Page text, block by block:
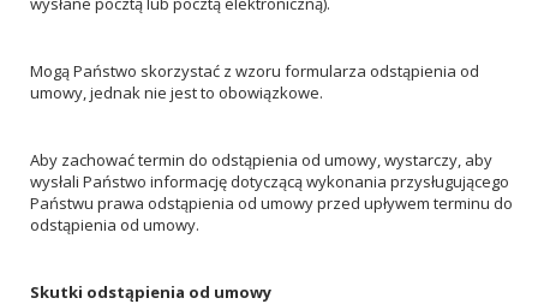
Mogą Państwo skorzystać z wzoru formularza odstąpienia od
umowy, jednak nie jest to obowiązkowe.
Aby zachować termin do odstąpienia od umowy, wystarczy, aby
wysłali Państwo informację dotyczącą wykonania przysługującego
Państwu prawa odstąpienia od umowy przed upływem terminu do
odstąpienia od umowy.
Skutki odstąpienia od umowy